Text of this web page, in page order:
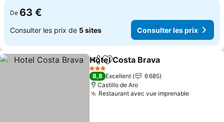
De 63 €
Consulter les prix de 5 sites Consulter les prix
PartagerAjouter à mes favoris
Hotel Costa Brava
3 Étoiles
8,8 Excellent
6 685
Castillo de Aro
Restaurant avec vue imprenable